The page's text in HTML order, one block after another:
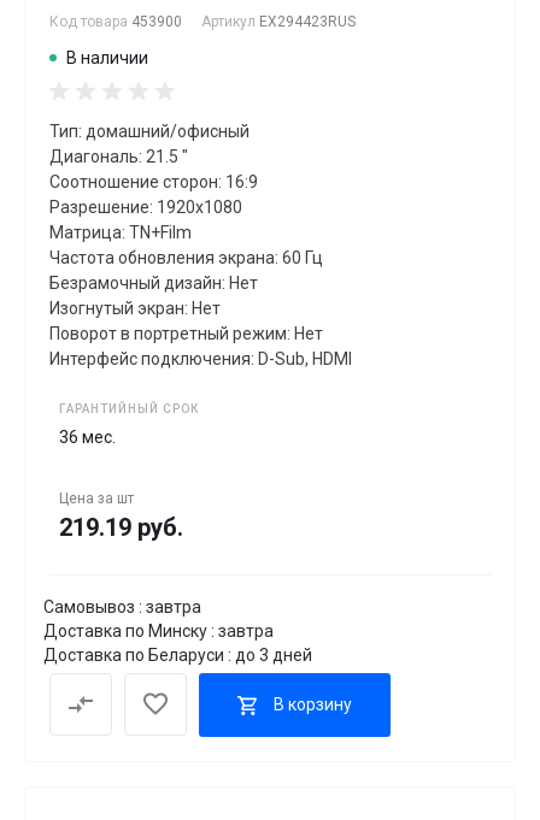
Код товара 453900 Артикул EX294423RUS
В наличии
Тип: домашний/офисный
Диагональ: 21.5 "
Соотношение сторон: 16:9
Разрешение: 1920x1080
Матрица: TN+Film
Частота обновления экрана: 60 Гц
Безрамочный дизайн: Нет
Изогнутый экран: Нет
Поворот в портретный режим: Нет
Интерфейс подключения: D-Sub, HDMI
ГАРАНТИЙНЫЙ СРОК
36 мес.
Цена за шт
219.19 руб.
Самовывоз : завтра
Доставка по Минску : завтра
Доставка по Беларуси : до 3 дней
В корзину